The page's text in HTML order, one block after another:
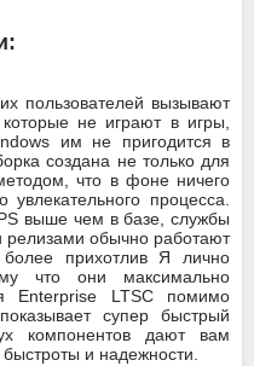
пользователей вызывают
не играют в игры,
им не пригодится в
создана не только для
что в фоне ничего
увлекательного процесса.
выше чем в базе, службы
обычно работают
более прихотлив Я лично
что они максимально
Enterprise LTSC помимо
супер быстрый
компонентов дают вам
и надежности.